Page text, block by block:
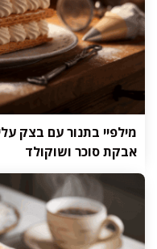
מילפיי בתנור עם בצק
אבקת סוכר ושוקולד